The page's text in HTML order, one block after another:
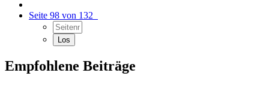
Seite 98 von 132
Empfohlene Beiträge